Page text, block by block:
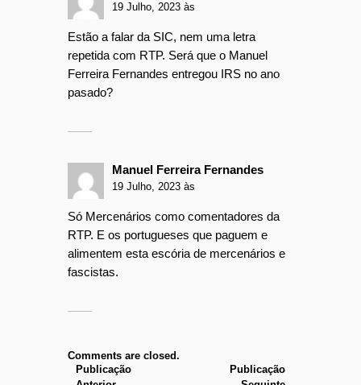
19 Julho, 2023 às
Estão a falar da SIC, nem uma letra
repetida com RTP. Será que o Manuel
Ferreira Fernandes entregou IRS no ano
pasado?
Manuel Ferreira Fernandes
19 Julho, 2023 às
Só Mercenários como comentadores da
RTP. E os portugueses que paguem e
alimentem esta escória de mercenários e
fascistas.
Comments are closed.
Publicação
Publicação